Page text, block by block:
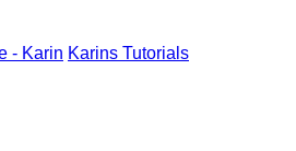
- Karin Karins Tutorials